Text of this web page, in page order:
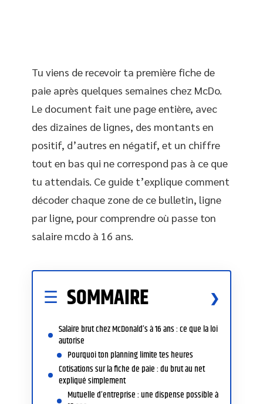
Tu viens de recevoir ta première fiche de
paie après quelques semaines chez McDo.
Le document fait une page entière, avec
des dizaines de lignes, des montants en
positif, d’autres en négatif, et un chiffre
tout en bas qui ne correspond pas à ce que
tu attendais. Ce guide t’explique comment
décoder chaque zone de ce bulletin, ligne
par ligne, pour comprendre où passe ton
salaire mcdo à 16 ans.
SOMMAIRE
Salaire brut chez McDonald’s à 16 ans : ce que la loi
autorise
Pourquoi ton planning limite tes heures
Cotisations sur la fiche de paie : du brut au net
expliqué simplement
Mutuelle d’entreprise : une dispense possible à